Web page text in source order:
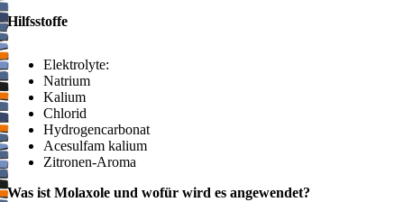
Hilfsstoffe
Elektrolyte:
Natrium
Kalium
Chlorid
Hydrogencarbonat
Acesulfam kalium
Zitronen-Aroma
Was ist Molaxole und wofür wird es angewendet?